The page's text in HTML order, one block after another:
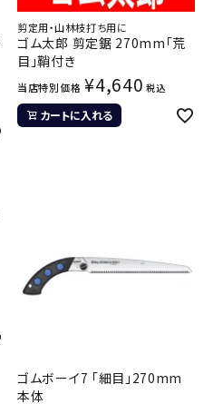
剪定用・山林枝打ち用に
ゴム太郎 剪定鋸 270mm「荒
目」鞘付き
当店特別価格 ¥4,640 税込
カートに入れる
ゴムボーイ7 「細目」270mm
本体